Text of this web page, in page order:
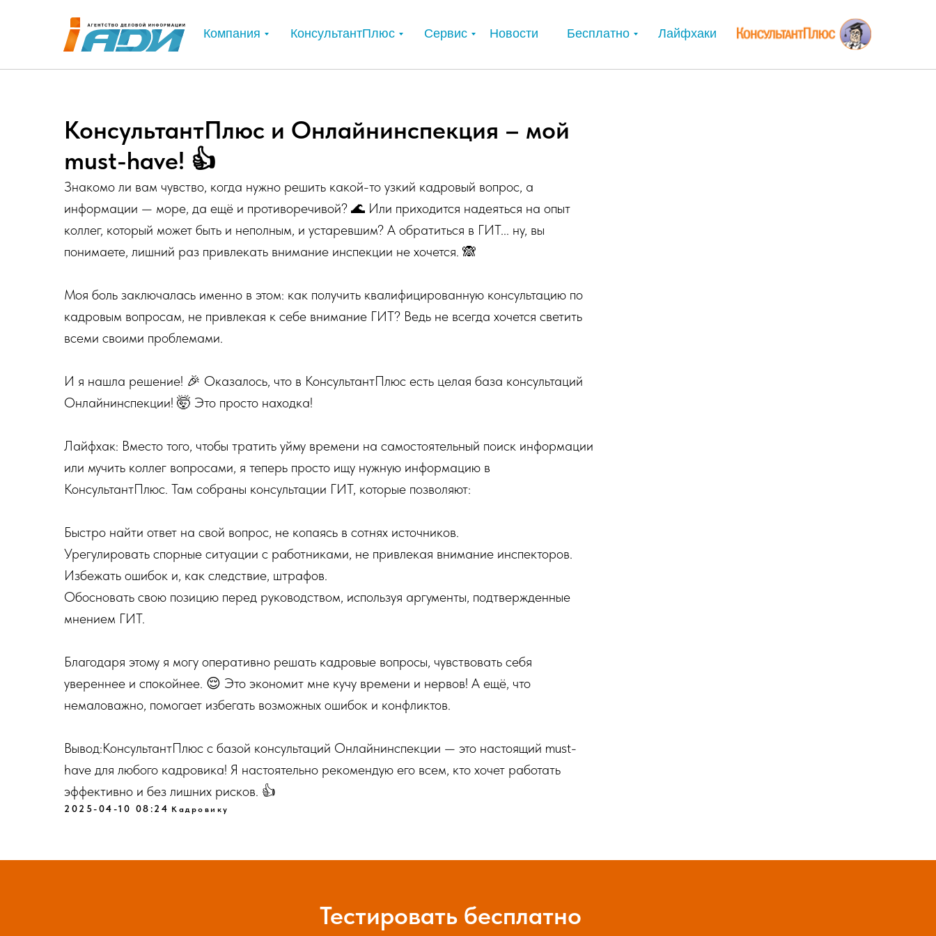
Компания КонсультантПлюс Сервис Новости Бесплатно Лайфхаки
КонсультантПлюс и Онлайнинспекция – мой
must-have! 👍
Знакомо ли вам чувство, когда нужно решить какой-то узкий кадровый вопрос, а
информации — море, да ещё и противоречивой? 🌊 Или приходится надеяться на опыт
коллег, который может быть и неполным, и устаревшим? А обратиться в ГИТ... ну, вы
понимаете, лишний раз привлекать внимание инспекции не хочется. 🙈
Моя боль заключалась именно в этом: как получить квалифицированную консультацию по
кадровым вопросам, не привлекая к себе внимание ГИТ? Ведь не всегда хочется светить
всеми своими проблемами.
И я нашла решение! 🎉 Оказалось, что в КонсультантПлюс есть целая база консультаций
Онлайнинспекции! 🤯 Это просто находка!
Лайфхак: Вместо того, чтобы тратить уйму времени на самостоятельный поиск информации
или мучить коллег вопросами, я теперь просто ищу нужную информацию в
КонсультантПлюс. Там собраны консультации ГИТ, которые позволяют:
Быстро найти ответ на свой вопрос, не копаясь в сотнях источников.
Урегулировать спорные ситуации с работниками, не привлекая внимание инспекторов.
Избежать ошибок и, как следствие, штрафов.
Обосновать свою позицию перед руководством, используя аргументы, подтвержденные
мнением ГИТ.
Благодаря этому я могу оперативно решать кадровые вопросы, чувствовать себя
увереннее и спокойнее. 😌 Это экономит мне кучу времени и нервов! А ещё, что
немаловажно, помогает избегать возможных ошибок и конфликтов.
Вывод:КонсультантПлюс с базой консультаций Онлайнинспекции — это настоящий must-
have для любого кадровика! Я настоятельно рекомендую его всем, кто хочет работать
эффективно и без лишних рисков. 👍
2025-04-10 08:24 Кадровику
Тестировать бесплатно